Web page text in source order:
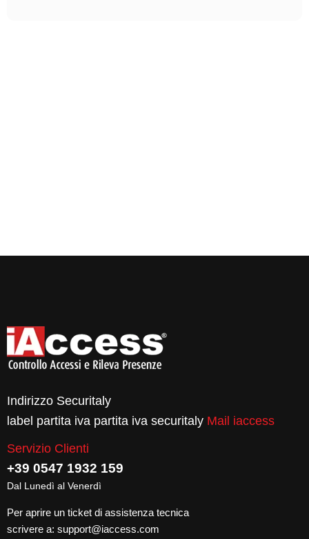
Indirizzo Securitaly
label partita iva partita iva securitaly Mail iaccess
Servizio Clienti
+39 0547 1932 159
Dal Lunedì al Venerdì
Per aprire un ticket di assistenza tecnica
scrivere a: support@iaccess.com